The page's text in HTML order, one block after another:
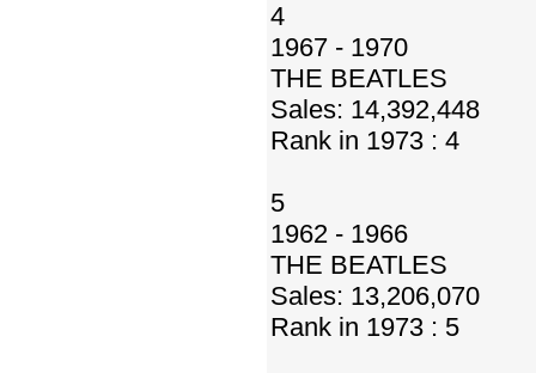
4
1967 - 1970
THE BEATLES
Sales: 14,392,448
Rank in 1973 : 4
5
1962 - 1966
THE BEATLES
Sales: 13,206,070
Rank in 1973 : 5